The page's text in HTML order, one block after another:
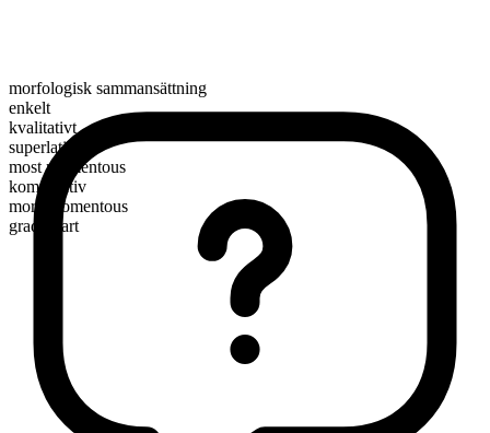
morfologisk sammansättning
enkelt
kvalitativt
superlativ
most momentous
komparativ
more momentous
graderbart